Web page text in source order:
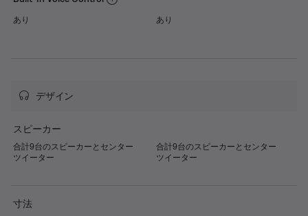
あり
デザイン
スピーカー
合計9台のスピーカーとセンター
ツイーター
寸法
あり
合計9台のスピーカーとセンター
ツイーター